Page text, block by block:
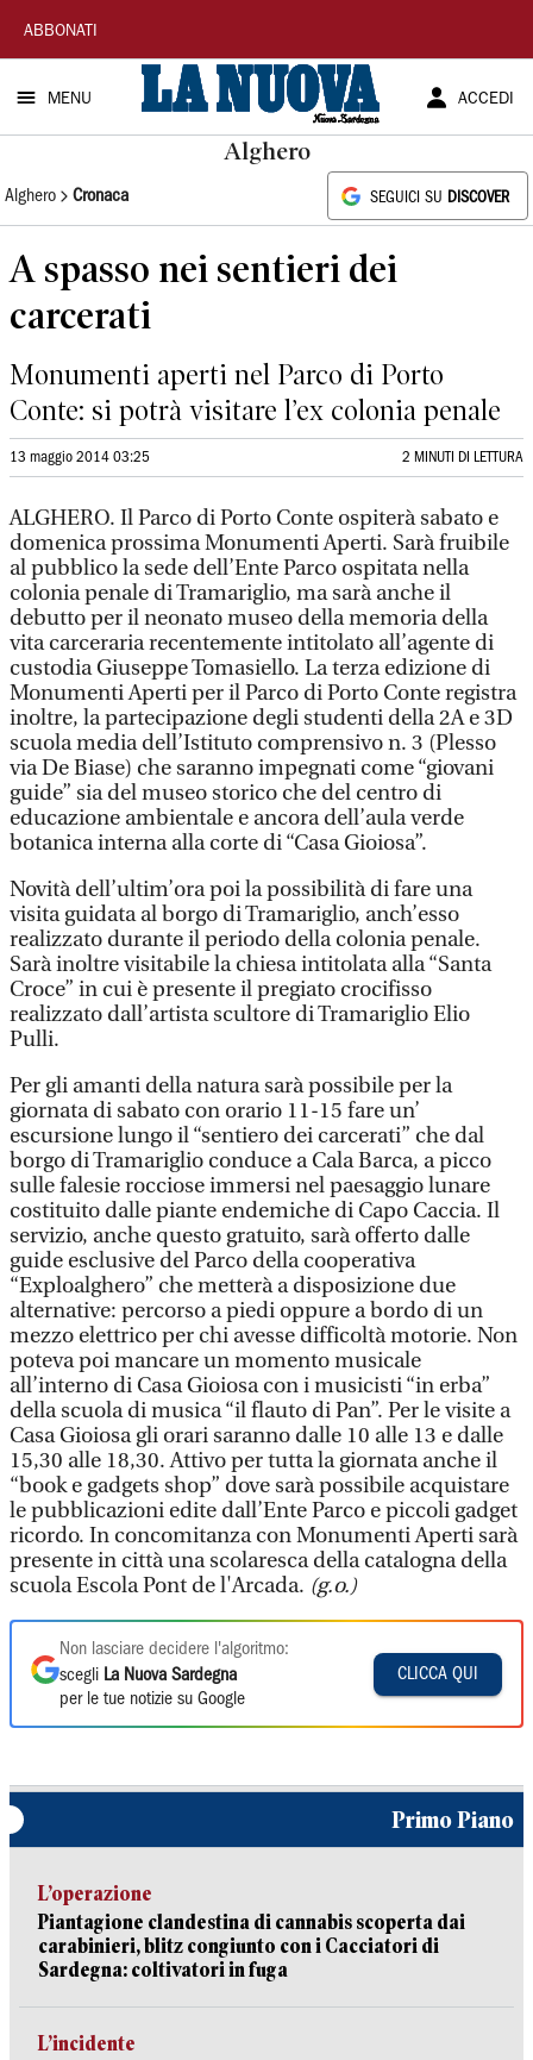
La
Nuova
Sardegna
ABBONATI
MENU ACCEDI
Alghero
Alghero Cronaca SEGUICI SU DISCOVER
A spasso nei sentieri dei
carcerati
Monumenti aperti nel Parco di Porto
Conte: si potrà visitare l’ex colonia penale
13 maggio 2014 03:25 2 MINUTI DI LETTURA
ALGHERO. Il Parco di Porto Conte ospiterà sabato e
domenica prossima Monumenti Aperti. Sarà fruibile
al pubblico la sede dell’Ente Parco ospitata nella
colonia penale di Tramariglio, ma sarà anche il
debutto per il neonato museo della memoria della
vita carceraria recentemente intitolato all’agente di
custodia Giuseppe Tomasiello. La terza edizione di
Monumenti Aperti per il Parco di Porto Conte registra
inoltre, la partecipazione degli studenti della 2A e 3D
scuola media dell’Istituto comprensivo n. 3 (Plesso
via De Biase) che saranno impegnati come “giovani
guide” sia del museo storico che del centro di
educazione ambientale e ancora dell’aula verde
botanica interna alla corte di “Casa Gioiosa”.
Novità dell’ultim’ora poi la possibilità di fare una
visita guidata al borgo di Tramariglio, anch’esso
realizzato durante il periodo della colonia penale.
Sarà inoltre visitabile la chiesa intitolata alla “Santa
Croce” in cui è presente il pregiato crocifisso
realizzato dall’artista scultore di Tramariglio Elio
Pulli.
Per gli amanti della natura sarà possibile per la
giornata di sabato con orario 11-15 fare un’
escursione lungo il “sentiero dei carcerati” che dal
borgo di Tramariglio conduce a Cala Barca, a picco
sulle falesie rocciose immersi nel paesaggio lunare
costituito dalle piante endemiche di Capo Caccia. Il
servizio, anche questo gratuito, sarà offerto dalle
guide esclusive del Parco della cooperativa
“Exploalghero” che metterà a disposizione due
alternative: percorso a piedi oppure a bordo di un
mezzo elettrico per chi avesse difficoltà motorie. Non
poteva poi mancare un momento musicale
all’interno di Casa Gioiosa con i musicisti “in erba”
della scuola di musica “il flauto di Pan”. Per le visite a
Casa Gioiosa gli orari saranno dalle 10 alle 13 e dalle
15,30 alle 18,30. Attivo per tutta la giornata anche il
“book e gadgets shop” dove sarà possibile acquistare
le pubblicazioni edite dall’Ente Parco e piccoli gadget
ricordo. In concomitanza con Monumenti Aperti sarà
presente in città una scolaresca della catalogna della
scuola Escola Pont de l'Arcada. (g.o.)
Non lasciare decidere l'algoritmo:
scegli La Nuova Sardegna
per le tue notizie su Google
CLICCA QUI
Primo Piano
L’operazione
Piantagione clandestina di cannabis scoperta dai
carabinieri, blitz congiunto con i Cacciatori di
Sardegna: coltivatori in fuga
L’incidente